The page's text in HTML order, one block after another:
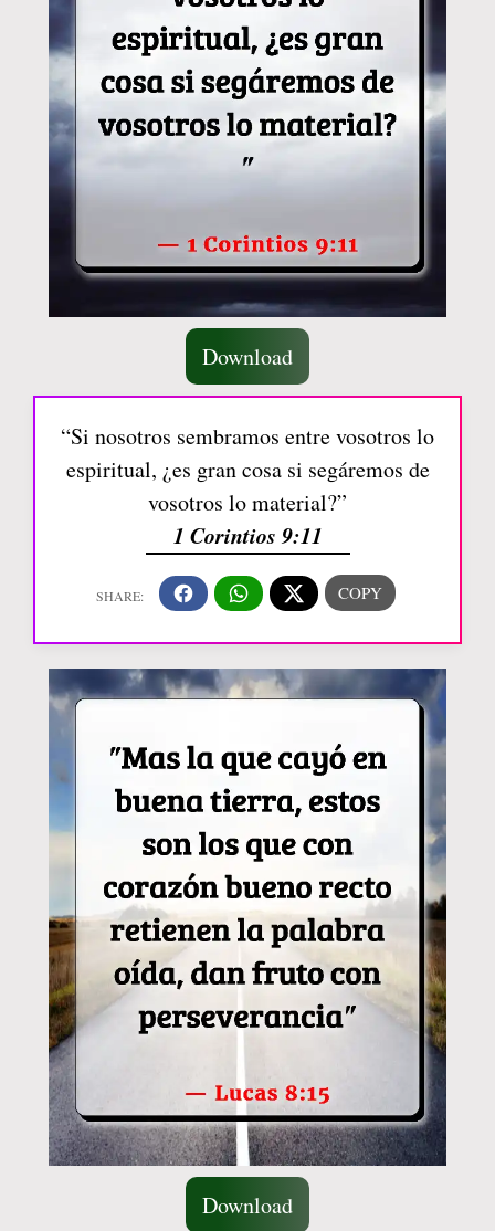
Download
“Si nosotros sembramos entre vosotros lo
espiritual, ¿es gran cosa si segáremos de
vosotros lo material?”
1 Corintios 9:11
Download